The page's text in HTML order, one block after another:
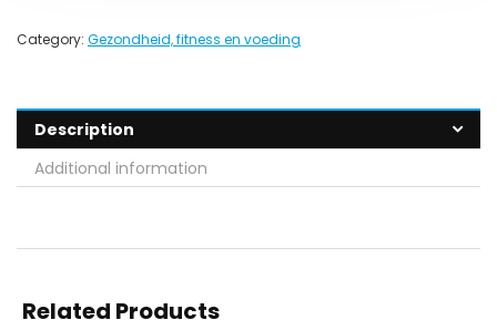
Category: Gezondheid, fitness en voeding
Description
Additional information
Related Products